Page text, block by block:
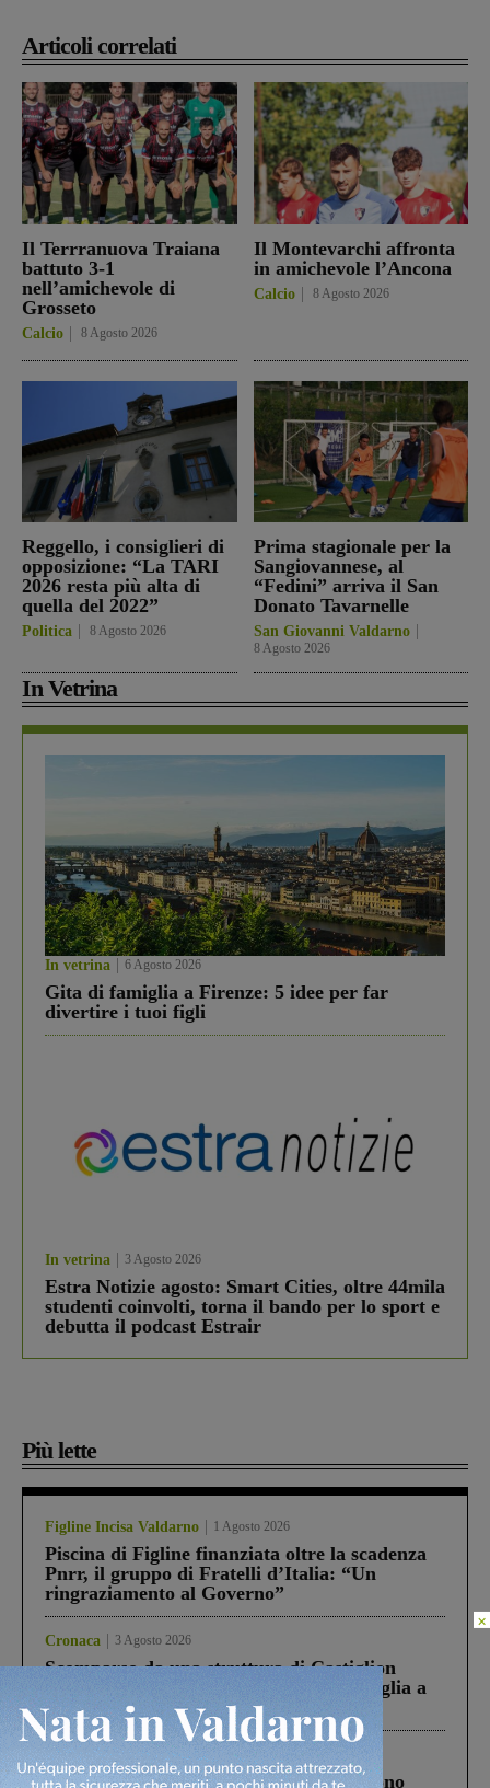
Articoli correlati
Il Terrranuova Traiana
battuto 3-1
nell’amichevole di
Grosseto
Calcio 8 Agosto 2026
Il Montevarchi affronta
in amichevole l’Ancona
Calcio 8 Agosto 2026
Reggello, i consiglieri di
opposizione: “La TARI
2026 resta più alta di
quella del 2022”
Politica 8 Agosto 2026
Prima stagionale per la
Sangiovannese, al
“Fedini” arriva il San
Donato Tavarnelle
San Giovanni Valdarno
8 Agosto 2026
In Vetrina
In vetrina 6 Agosto 2026
Gita di famiglia a Firenze: 5 idee per far
divertire i tuoi figli
In vetrina 3 Agosto 2026
Estra Notizie agosto: Smart Cities, oltre 44mila
studenti coinvolti, torna il bando per lo sport e
debutta il podcast Estrair
Più lette
Figline Incisa Valdarno 1 Agosto 2026
Piscina di Figline finanziata oltre la scadenza
Pnrr, il gruppo di Fratelli d’Italia: “Un
ringraziamento al Governo”
Cronaca 3 Agosto 2026
Scomparso da una struttura di Castiglion
Fiorentino l’uomo che aveva ucciso la figlia a
Levane nel 2020
Cronaca 4 Agosto 2026
Un anno fa la strage in A1 in cui morirono
×